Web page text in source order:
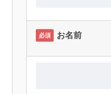
必須 お名前